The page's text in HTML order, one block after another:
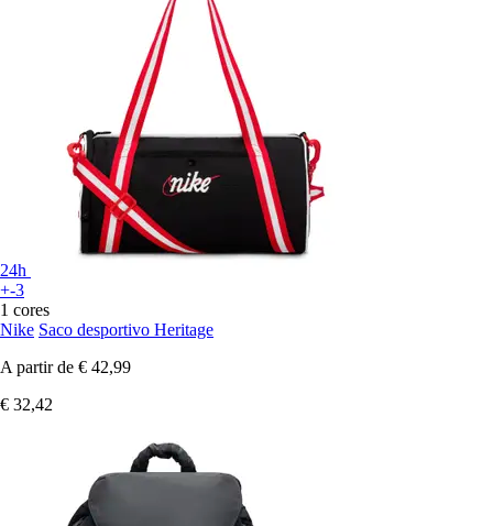
24h
+-3
1 cores
Nike Saco desportivo Heritage
A partir de € 42,99
€ 32,42